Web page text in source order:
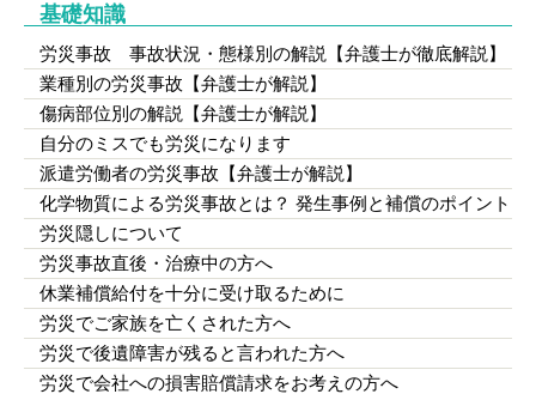
基礎知識
労災事故 事故状況・態様別の解説【弁護士が徹底解説】
業種別の労災事故【弁護士が解説】
傷病部位別の解説【弁護士が解説】
自分のミスでも労災になります
派遣労働者の労災事故【弁護士が解説】
化学物質による労災事故とは？ 発生事例と補償のポイント
労災隠しについて
労災事故直後・治療中の方へ
休業補償給付を十分に受け取るために
労災でご家族を亡くされた方へ
労災で後遺障害が残ると言われた方へ
労災で会社への損害賠償請求をお考えの方へ